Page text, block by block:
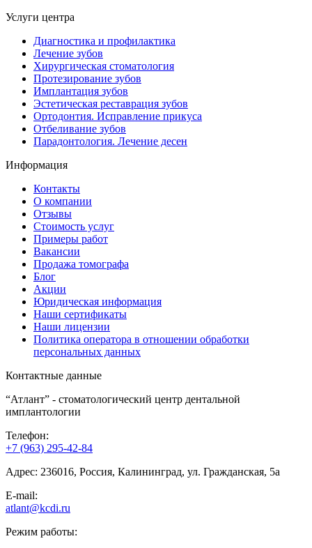
Услуги центра
Диагностика и профилактика
Лечение зубов
Хирургическая cтоматология
Протезирование зубов
Имплантация зубов
Эстетическая реставрация зубов
Ортодонтия. Исправление прикуса
Отбеливание зубов
Парадонтология. Лечение десен
Информация
Контакты
О компании
Отзывы
Стоимость услуг
Примеры работ
Вакансии
Продажа томографа
Блог
Акции
Юридическая информация
Наши сертификаты
Наши лицензии
Политика оператора в отношении обработки
персональных данных
Контактные данные
“Атлант” - стоматологический центр дентальной
имплантологии
Телефон:
+7 (963) 295-42-84
Адрес: 236016, Россия, Калининград, ул. Гражданская, 5а
E-mail:
atlant@kcdi.ru
Режим работы: